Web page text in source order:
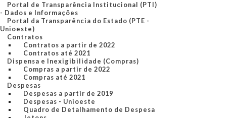
Portal de Transparência Institucional (PTI)
- Dados e Informações
Portal da Transparência do Estado (PTE -
Unioeste)
Contratos
Contratos a partir de 2022
Contratos até 2021
Dispensa e Inexigibilidade (Compras)
Compras a partir de 2022
Compras até 2021
Despesas
Despesas a partir de 2019
Despesas - Unioeste
Quadro de Detalhamento de Despesa